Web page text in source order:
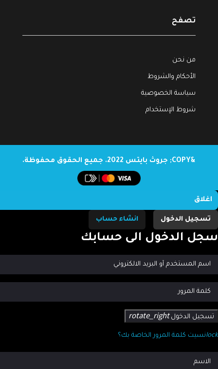
تصفح
من نحن
الأحكام والشروط
سياسة الخصوصية
شروط الإستخدام
&COPY; جروث بايتس 2022. جميع الحقوق محفوظة.
اغلاق
تسجيل الدخول انشاء حساب
الدخول الى حسابك
تسجيل الدخول rotate_right
نسيت كلمة المرور الخاصة بك؟